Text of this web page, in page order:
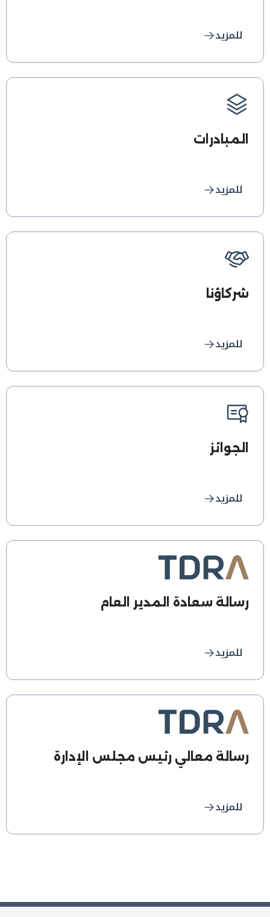
للمزيد
المبادرات
للمزيد
شركاؤنا
للمزيد
الجوائز
للمزيد
رسالة سعادة المدير العام
للمزيد
رسالة معالي رئيس مجلس الإدارة
للمزيد